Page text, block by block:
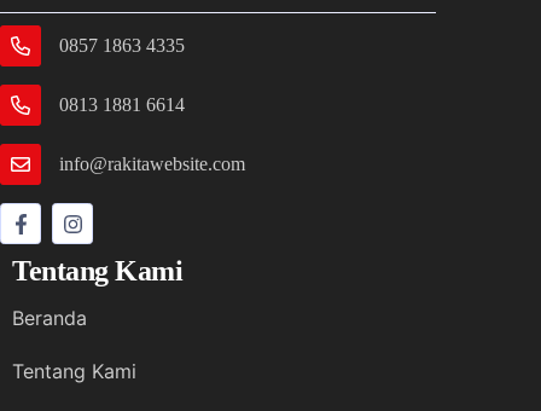
0857 1863 4335
0813 1881 6614
info@rakitawebsite.com
Tentang Kami
Beranda
Tentang Kami